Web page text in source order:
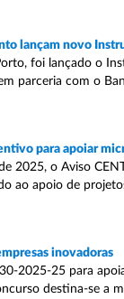
lançam novo
foi lançado o
parceria com o
para apoiar
2025, o Aviso
ao apoio de
inovadoras
2025-25 para
destina-se a